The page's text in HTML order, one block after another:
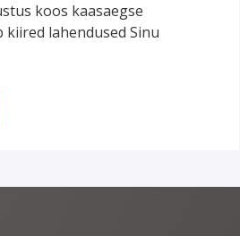
koos kaasaegse
lahendused Sinu